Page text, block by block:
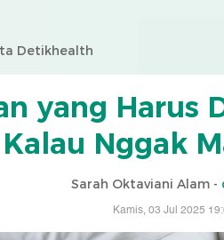
Detikhealth
yang Harus
Nggak
Sarah Oktaviani Alam -
Kamis, 03 Jul 2025